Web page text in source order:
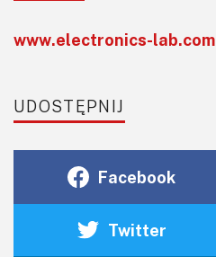
www.electronics-lab.com
UDOSTĘPNIJ
Facebook
Twitter